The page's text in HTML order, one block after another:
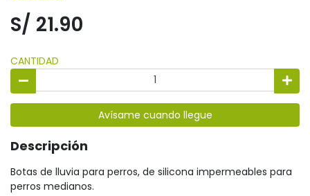
S/ 21.90
CANTIDAD
Avísame cuando llegue
Descripción
Botas de lluvia para perros, de silicona impermeables para
perros medianos.